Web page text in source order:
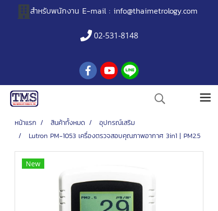
สำหรับพนักงาน E-mail : info@thaimetrology.com
02-531-8148
หน้าแรก สินค้าทั้งหมด
อุปกรณ์เสริม
Lutron PM-1053 เครื่องตรวจสอบคุณภาพอากาศ 3in1 | PM2.5
New